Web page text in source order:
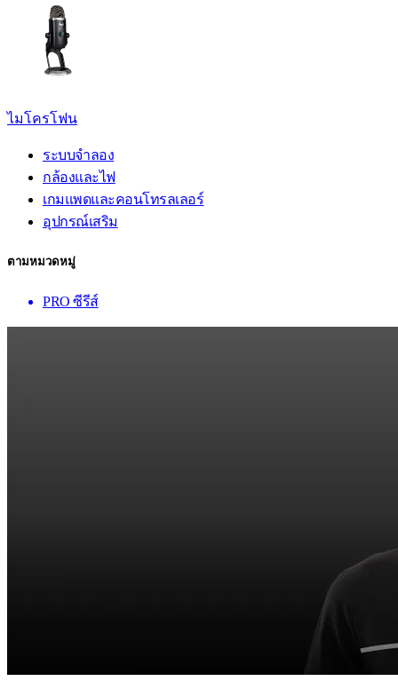
ไมโครโฟน
ระบบจำลอง
กล้องและไฟ
เกมแพดและคอนโทรลเลอร์
อุปกรณ์เสริม
ตามหมวดหมู่
PRO ซีรีส์